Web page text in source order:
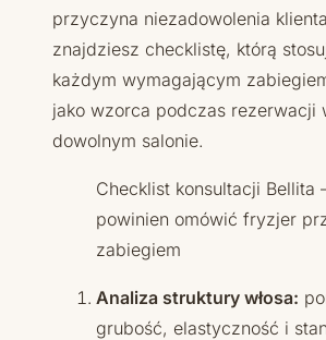
przyczyna niezadowolenia
znajdziesz checklistę, którą
każdym wymagającym
jako wzorca podczas rezerwacji
dowolnym salonie.
Checklist konsultacji
powinien omówić fryzjer
zabiegiem
Analiza struktury włosa:
grubość, elastyczność i